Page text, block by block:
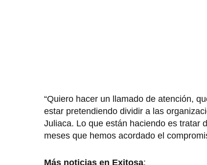
“Quiero hacer un llamado de atención,
estar pretendiendo dividir a las
Juliaca. Lo que están haciendo es tratar
meses que hemos acordado el
Más noticias en Exitosa: